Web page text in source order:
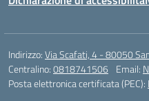
Indirizzo:Via Scafati, 4 - 80050
Centralino:0818741506 Email:
Posta elettronica certificata (PEC):